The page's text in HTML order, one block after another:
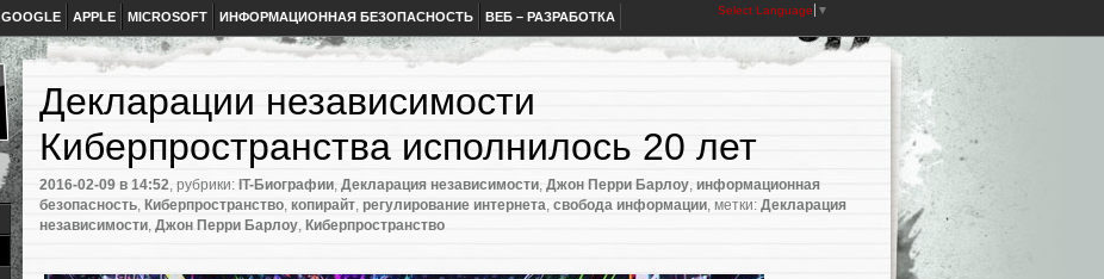
GOOGLE APPLE MICROSOFT ИНФОРМАЦИОННАЯ БЕЗОПАСНОСТЬ ВЕБ – РАЗРАБОТКА Select Language ▼
Декларации независимости
Киберпространства исполнилось 20 лет
2016-02-09 в 14:52, рубрики: IT-Биографии, Декларация независимости, Джон Перри Барлоу, информационная
безопасность, Киберпространство, копирайт, регулирование интернета, свобода информации, метки: Декларация
независимости, Джон Перри Барлоу, Киберпространство